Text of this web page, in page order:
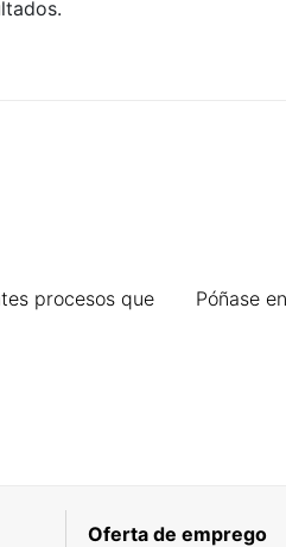
procesos que
Póñase
Oferta de emprego